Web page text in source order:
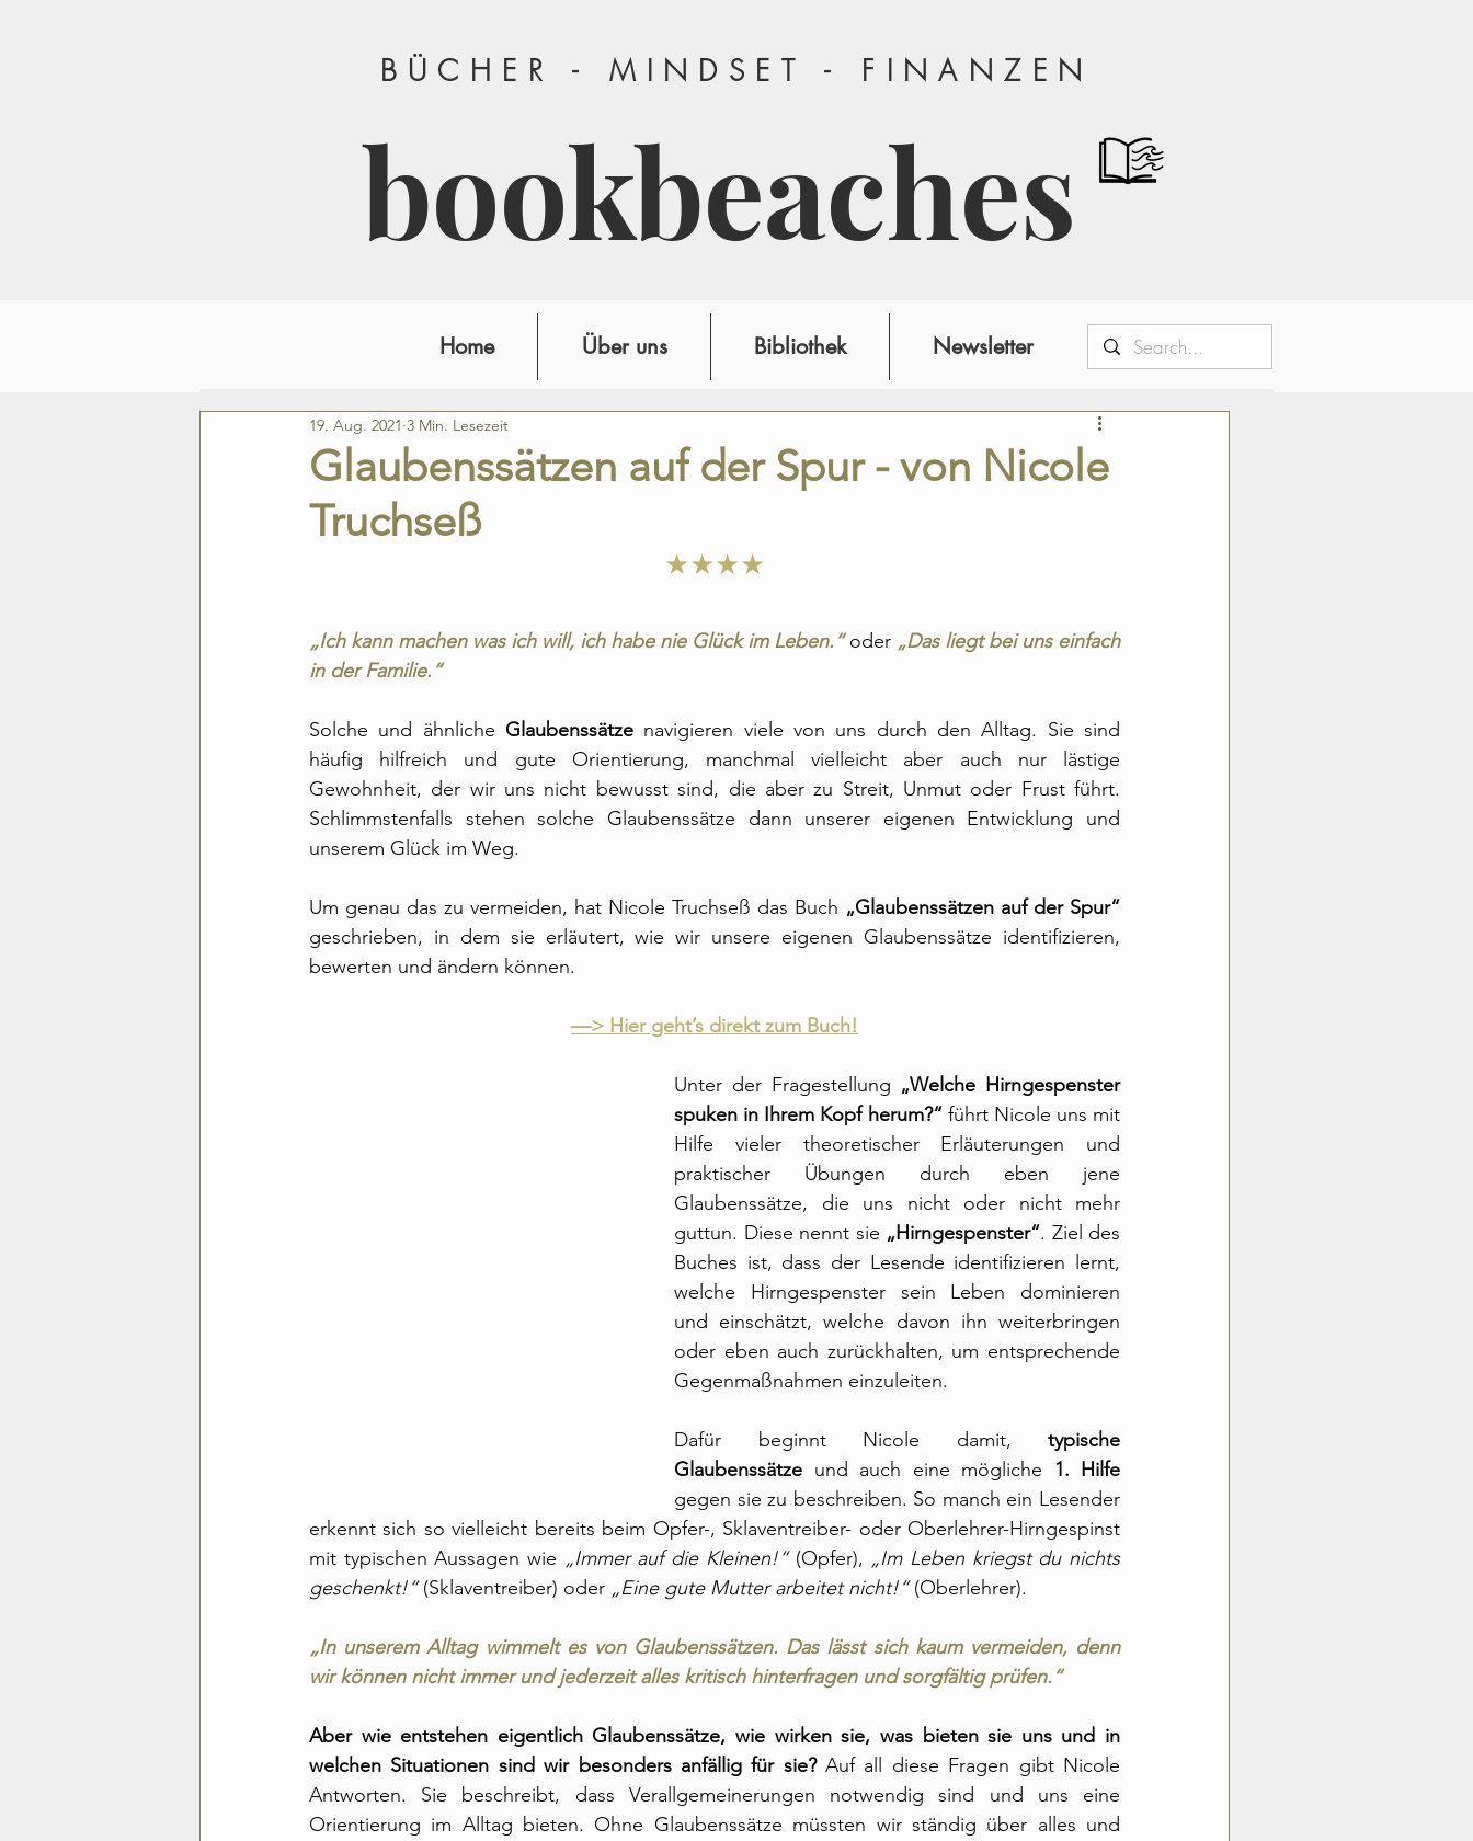
BÜCHER - MINDSET - FINANZEN
bookbeaches
Glaubenssätzen auf der Spur - von Nicole
Truchseß
19. Aug. 2021 3 Min. Lesezeit
★★★★
„Ich kann machen was ich will, ich habe nie Glück im Leben.“ oder „Das liegt bei uns einfach
in der Familie.“
Solche und ähnliche Glaubenssätze navigieren viele von uns durch den Alltag. Sie sind
häufig hilfreich und gute Orientierung, manchmal vielleicht aber auch nur lästige
Gewohnheit, der wir uns nicht bewusst sind, die aber zu Streit, Unmut oder Frust führt.
Schlimmstenfalls stehen solche Glaubenssätze dann unserer eigenen Entwicklung und
unserem Glück im Weg.
Um genau das zu vermeiden, hat Nicole Truchseß das Buch „Glaubenssätzen auf der Spur“
geschrieben, in dem sie erläutert, wie wir unsere eigenen Glaubenssätze identifizieren,
bewerten und ändern können.
—> Hier geht’s direkt zum Buch!
Unter der Fragestellung „Welche Hirngespenster
spuken in Ihrem Kopf herum?“ führt Nicole uns mit
Hilfe vieler theoretischer Erläuterungen und
praktischer Übungen durch eben jene
Glaubenssätze, die uns nicht oder nicht mehr
guttun. Diese nennt sie „Hirngespenster“. Ziel des
Buches ist, dass der Lesende identifizieren lernt,
welche Hirngespenster sein Leben dominieren
und einschätzt, welche davon ihn weiterbringen
oder eben auch zurückhalten, um entsprechende
Gegenmaßnahmen einzuleiten.
Dafür beginnt Nicole damit, typische
Glaubenssätze und auch eine mögliche 1. Hilfe
gegen sie zu beschreiben. So manch ein Lesender
erkennt sich so vielleicht bereits beim Opfer-, Sklaventreiber- oder Oberlehrer-Hirngespinst
mit typischen Aussagen wie „Immer auf die Kleinen!“ (Opfer), „Im Leben kriegst du nichts
geschenkt!“ (Sklaventreiber) oder „Eine gute Mutter arbeitet nicht!“ (Oberlehrer).
„In unserem Alltag wimmelt es von Glaubenssätzen. Das lässt sich kaum vermeiden, denn
wir können nicht immer und jederzeit alles kritisch hinterfragen und sorgfältig prüfen.“
Aber wie entstehen eigentlich Glaubenssätze, wie wirken sie, was bieten sie uns und in
welchen Situationen sind wir besonders anfällig für sie? Auf all diese Fragen gibt Nicole
Antworten. Sie beschreibt, dass Verallgemeinerungen notwendig sind und uns eine
Orientierung im Alltag bieten. Ohne Glaubenssätze müssten wir ständig über alles und
Home Über uns Bibliothek Newsletter